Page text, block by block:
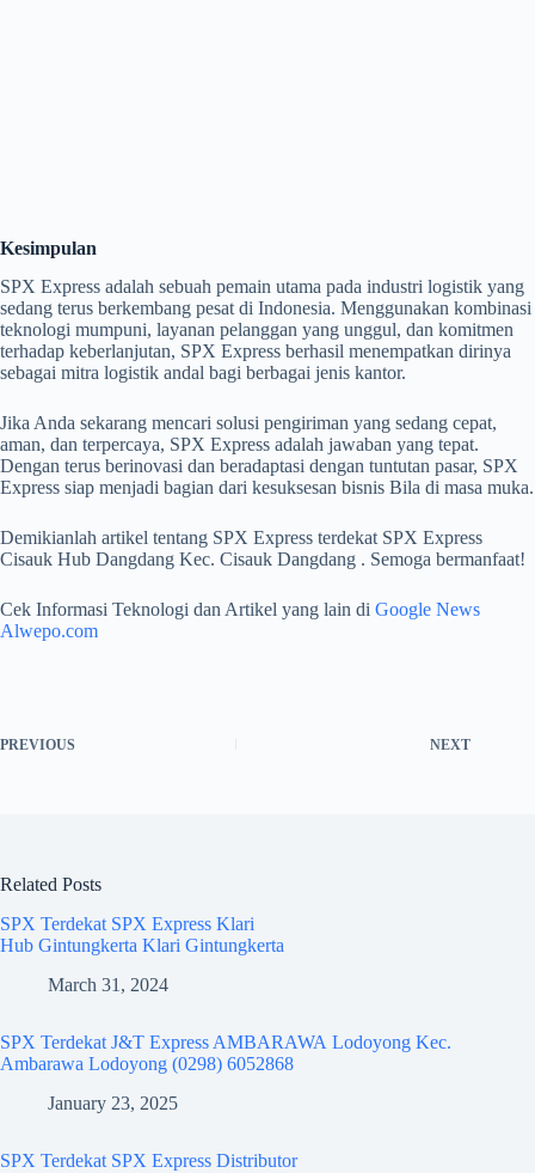
Kesimpulan
SPX Express adalah sebuah pemain utama pada industri logistik yang
sedang terus berkembang pesat di Indonesia. Menggunakan kombinasi
teknologi mumpuni, layanan pelanggan yang unggul, dan komitmen
terhadap keberlanjutan, SPX Express berhasil menempatkan dirinya
sebagai mitra logistik andal bagi berbagai jenis kantor.
Jika Anda sekarang mencari solusi pengiriman yang sedang cepat,
aman, dan terpercaya, SPX Express adalah jawaban yang tepat.
Dengan terus berinovasi dan beradaptasi dengan tuntutan pasar, SPX
Express siap menjadi bagian dari kesuksesan bisnis Bila di masa muka.
Demikianlah artikel tentang SPX Express terdekat SPX Express
Cisauk Hub Dangdang Kec. Cisauk Dangdang . Semoga bermanfaat!
Cek Informasi Teknologi dan Artikel yang lain di Google News
Alwepo.com
PREVIOUS NEXT
Related Posts
SPX Terdekat SPX Express Klari
Hub Gintungkerta Klari Gintungkerta
March 31, 2024
SPX Terdekat J&T Express AMBARAWA Lodoyong Kec.
Ambarawa Lodoyong (0298) 6052868
January 23, 2025
SPX Terdekat SPX Express Distributor